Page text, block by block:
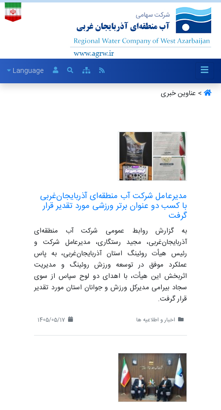
Language
> عناوین خبری
مدیرعامل شرکت آب منطقه‌ای آذربایجان‌غربی
با کسب دو عنوان برتر ورزشی مورد تقدیر قرار
گرفت
به گزارش روابط عمومی شرکت آب منطقه‌ای
آذربایجان‌غربی، مجید رستگاری، مدیرعامل شرکت و
رئیس هیأت روئینگ استان آذربایجان‌غربی، به پاس
عملکرد موفق در توسعه ورزش روئینگ و مدیریت
اثربخش این هیأت، با اهدای دو لوح سپاس از سوی
سجاد بیرامی مدیرکل ورزش و جوانان استان مورد تقدیر
قرار گرفت.
اخبار و اطلاعیه ها